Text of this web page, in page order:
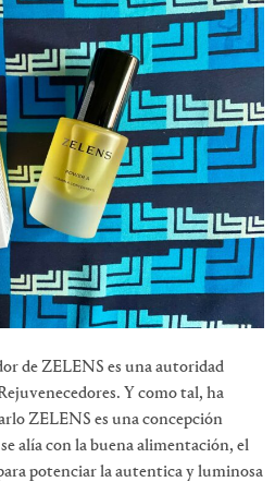
de ZELENS es una autoridad
Y como tal, ha
ZELENS es una concepción
alía con la buena alimentación, el
potenciar la autentica y luminosa